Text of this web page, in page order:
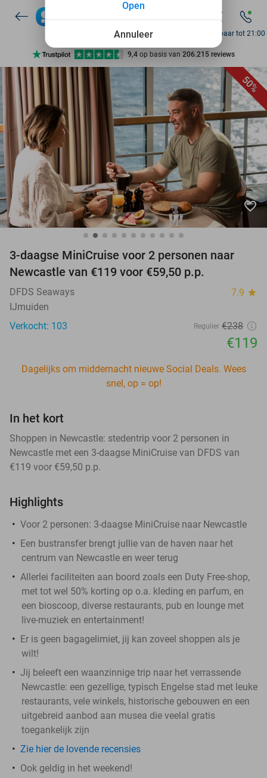
Ontdek 15.000+ deals
7 dagen per week beschikbaar
10+ miljoen leden
9,4 op basis van206.215 reviews
Ontdek 15.000+ deals
7 dagen per week beschikbaar
10+ miljoen leden
Bereikbaar tot 21:00
50%
favorite_border
3-daagse MiniCruise voor 2 personen naar
Newcastle van €119 voor €59,50 p.p.
DFDS Seaways 7.9 star
IJmuiden
Verkocht: 103
Regulier €238
€119
Dagelijks om middernacht nieuwe Social Deals. Wees
snel, op = op!
In het kort
Shoppen in Newcastle: stedentrip voor 2 personen in
Newcastle met een 3-daagse MiniCruise van DFDS van
€119 voor €59,50 p.p.
Highlights
Voor 2 personen: 3-daagse MiniCruise naar Newcastle
Een bustransfer brengt jullie van de haven naar het
centrum van Newcastle en weer terug
Allerlei faciliteiten aan boord zoals een Duty Free-shop,
met tot wel 50% korting op o.a. kleding en parfum, en
een bioscoop, diverse restaurants, pub en lounge met
live-muziek en entertainment!
Er is geen bagagelimiet, jij kan zoveel shoppen als je
wilt!
Jij beleeft een waanzinnige trip naar het verrassende
Newcastle: een gezellige, typisch Engelse stad met leuke
restaurants, vele winkels, historische gebouwen en een
uitgebreid aanbod aan musea die veelal gratis
toegankelijk zijn
Zie hier de lovende recensies
Ook geldig in het weekend!
Annuleer
Open